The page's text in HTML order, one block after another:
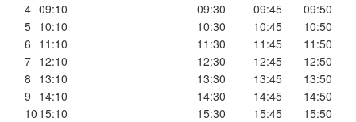
4 09:10 09:30 09:45
09:50
5 10:10 10:30 10:45
10:50
6 11:10 11:30 11:45
11:50
7 12:10 12:30 12:45
12:50
8 13:10 13:30 13:45
13:50
9 14:10 14:30 14:45
14:50
10 15:10 15:30 15:45
15:50